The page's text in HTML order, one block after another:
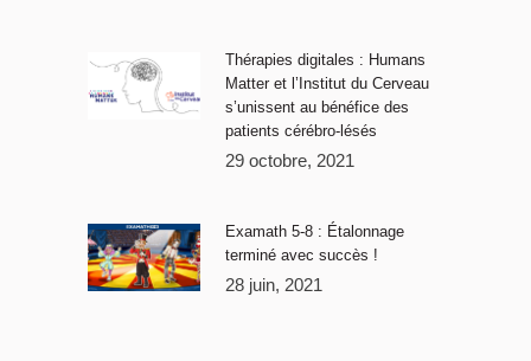
Thérapies digitales : Humans
Matter et l’Institut du Cerveau
s’unissent au bénéfice des
patients cérébro-lésés
29 octobre, 2021
Examath 5-8 : Étalonnage
terminé avec succès !
28 juin, 2021